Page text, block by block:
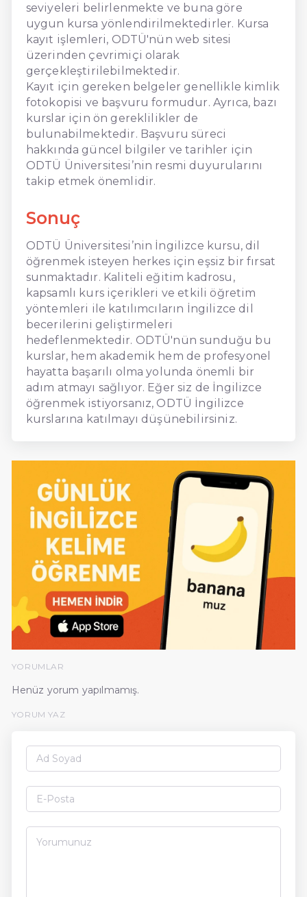
seviyeleri belirlenmekte ve buna göre
uygun kursa yönlendirilmektedirler. Kursa
kayıt işlemleri, ODTÜ'nün web sitesi
üzerinden çevrimiçi olarak
gerçekleştirilebilmektedir.
Kayıt için gereken belgeler genellikle kimlik
fotokopisi ve başvuru formudur. Ayrıca, bazı
kurslar için ön gereklilikler de
bulunabilmektedir. Başvuru süreci
hakkında güncel bilgiler ve tarihler için
ODTÜ Üniversitesi’nin resmi duyurularını
takip etmek önemlidir.
Sonuç
ODTÜ Üniversitesi’nin İngilizce kursu, dil
öğrenmek isteyen herkes için eşsiz bir fırsat
sunmaktadır. Kaliteli eğitim kadrosu,
kapsamlı kurs içerikleri ve etkili öğretim
yöntemleri ile katılımcıların İngilizce dil
becerilerini geliştirmeleri
hedeflenmektedir. ODTÜ'nün sunduğu bu
kurslar, hem akademik hem de profesyonel
hayatta başarılı olma yolunda önemli bir
adım atmayı sağlıyor. Eğer siz de İngilizce
öğrenmek istiyorsanız, ODTÜ İngilizce
kurslarına katılmayı düşünebilirsiniz.
YORUMLAR
Henüz yorum yapılmamış.
YORUM YAZ